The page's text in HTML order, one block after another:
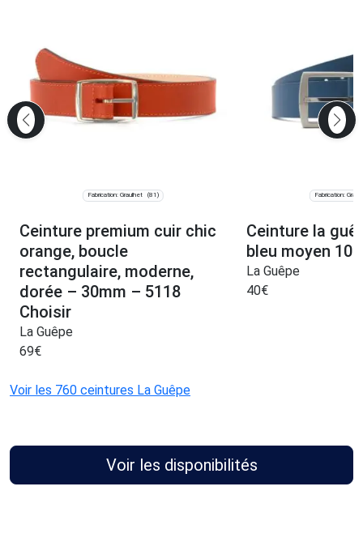
Fabrication: Graulhet (81)
Ceinture premium cuir chic
orange, boucle
rectangulaire, moderne,
dorée – 30mm – 5118
Choisir
La Guêpe
69€
Fabrication:
Ceinture la
bleu moyen
La Guêpe
40€
Voir les 760 ceintures La Guêpe
Voir les disponibilités